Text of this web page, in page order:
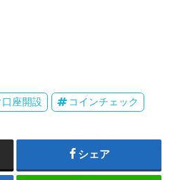
口座開設 コインチェック
シェア